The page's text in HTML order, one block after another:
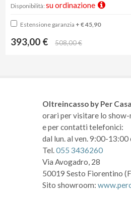
Disponibilità: su ordinazione
Estensione garanzia + € 45,90
393,00 € 508,00 €
Oltreincasso by Per Casa
orari per visitare lo
e per contatti telefonici:
dal lun. al ven. 9:00-
Tel.055 3436260
Via Avogadro, 28
50019 Sesto Fiorentino
Sito showroom: